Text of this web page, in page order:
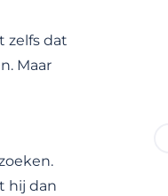
zelfs dat
Maar
hij dan